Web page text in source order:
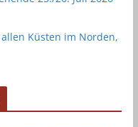
Küsten im Norden,